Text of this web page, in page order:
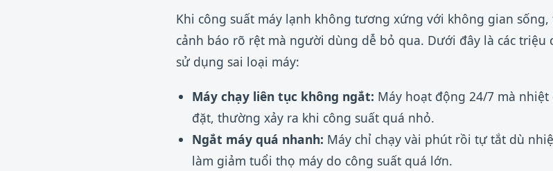
Khi công suất máy lạnh không tương xứng với không gian
cảnh báo rõ rệt mà người dùng dễ bỏ qua. Dưới đây là các
sử dụng sai loại máy:
Máy chạy liên tục không ngắt: Máy hoạt động 24/7 mà
đặt, thường xảy ra khi công suất quá nhỏ.
Ngắt máy quá nhanh: Máy chỉ chạy vài phút rồi tự tắt dù
làm giảm tuổi thọ máy do công suất quá lớn.